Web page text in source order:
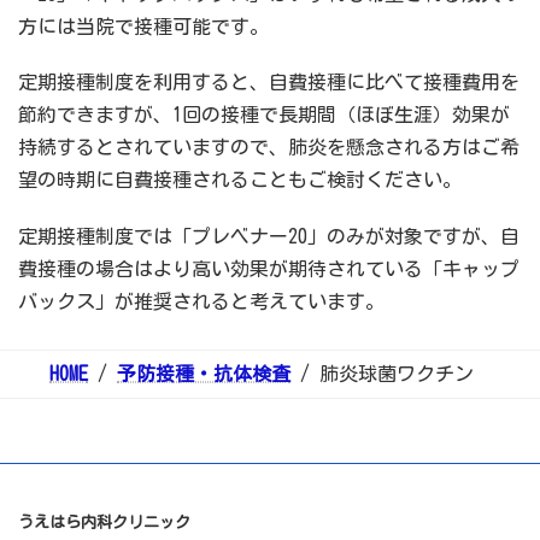
方には当院で接種可能です。
定期接種制度を利用すると、自費接種に比べて接種費用を
節約できますが、1回の接種で長期間（ほぼ生涯）効果が
持続するとされていますので、肺炎を懸念される方はご希
望の時期に自費接種されることもご検討ください。
定期接種制度では「プレベナー20」のみが対象ですが、自
費接種の場合はより高い効果が期待されている「キャップ
バックス」が推奨されると考えています。
HOME 予防接種・抗体検査 肺炎球菌ワクチン
うえはら内科クリニック